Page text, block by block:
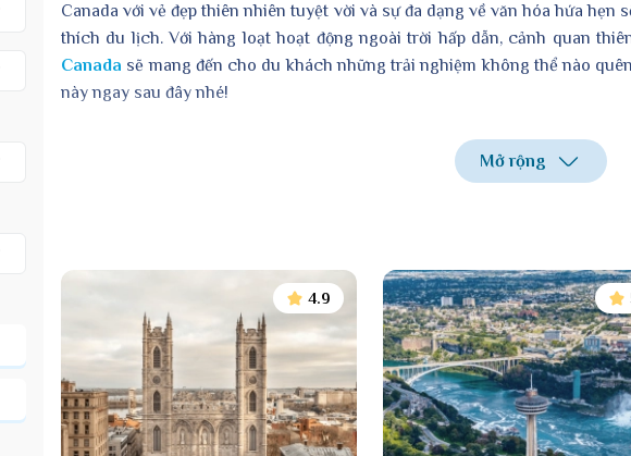
Canada với vẻ đẹp thiên nhiên tuyệt vời và sự đa dạng về văn hóa hứa
thích du lịch. Với hàng loạt hoạt động ngoài trời hấp dẫn, cảnh quan
Canada sẽ mang đến cho du khách những trải nghiệm không thể nào
này ngay sau đây nhé!
Mở rộng
4.9